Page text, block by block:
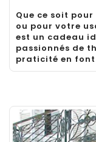
Que ce soit
ou pour votre
est un cadeau
passionnés de
praticité en